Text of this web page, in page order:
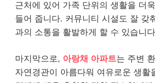
근처에 있어 가족 단위의 생활을 더
들어 줍니다. 커뮤니티 시설도 잘 갖
과의 소통을 활발하게 할 수 있습니
마지막으로, 아랑채 아파트는 주변
자연경관이 아름다워 여유로운 생활